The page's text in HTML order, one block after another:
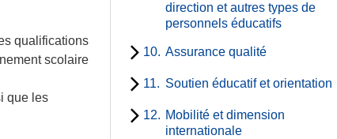
qualifications
scolaire
que les
direction et autres types de
personnels éducatifs
10. Assurance qualité
11. Soutien éducatif et orientation
12. Mobilité et dimension
internationale